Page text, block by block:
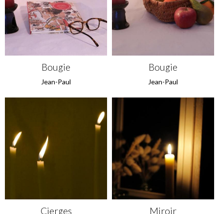
Bougie
Jean-Paul
Bougie
Jean-Paul
Cierges Miroir